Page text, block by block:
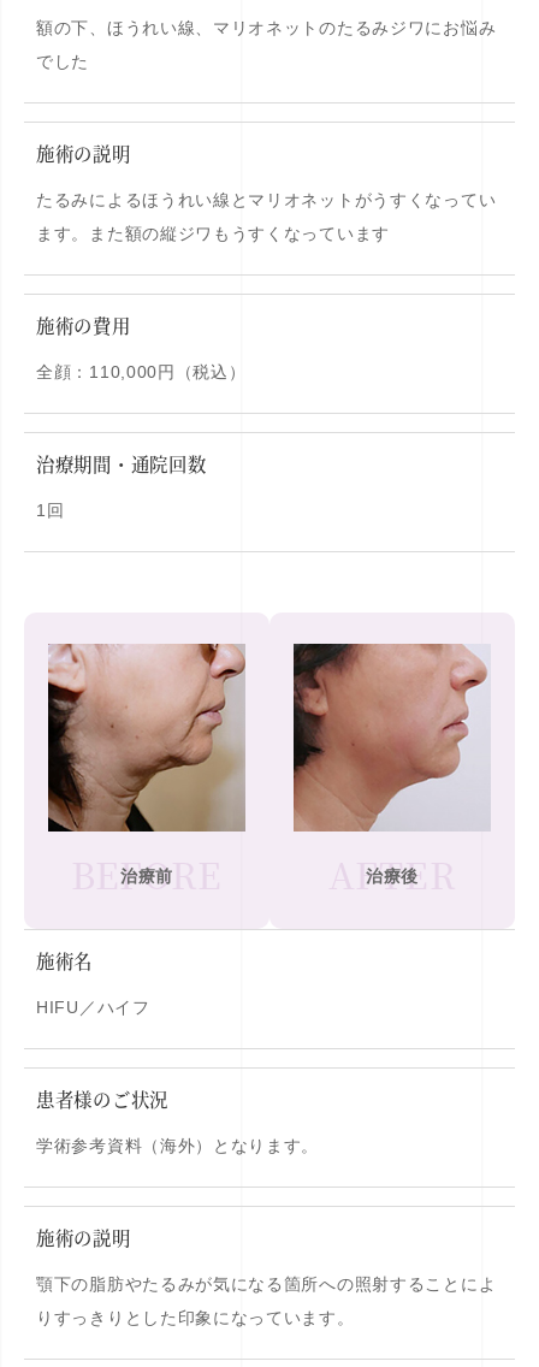
額の下、ほうれい線、マリオネットのたるみジワにお悩み
でした
施術の説明
たるみによるほうれい線とマリオネットがうすくなってい
ます。また額の縦ジワもうすくなっています
施術の費用
全顔：110,000円（税込）
治療期間・通院回数
1回
治療前
BEFORE 治療後
AFTER
施術名
HIFU／ハイフ
患者様のご状況
学術参考資料（海外）となります。
施術の説明
顎下の脂肪やたるみが気になる箇所への照射することによ
りすっきりとした印象になっています。